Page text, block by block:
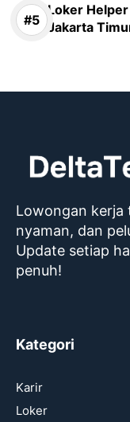
Loker
Jakarta
Lowongan kerja
nyaman, dan
Update setiap
penuh!
Kategori
Karir
Loker